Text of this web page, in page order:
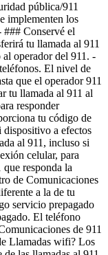
pública/911
implementen los
### Conservé el
tu llamada al 911
operador del 911. -
El nivel de
que el operador 911
tu llamada al 911 al
responder
tu código de
a efectos
al 911, incluso si
celular, para
responda la
de Comunicaciones
a la de tu
servicio prepagado
El teléfono
de 911
Llamadas wifi? Los